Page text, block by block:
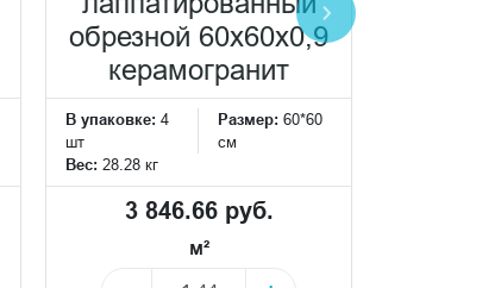
обрезной 60x60x0,9
керамогранит
В упаковке: 4
шт
Размер: 60*60
см
Вес: 28.28 кг
3 846.66 руб.
м²